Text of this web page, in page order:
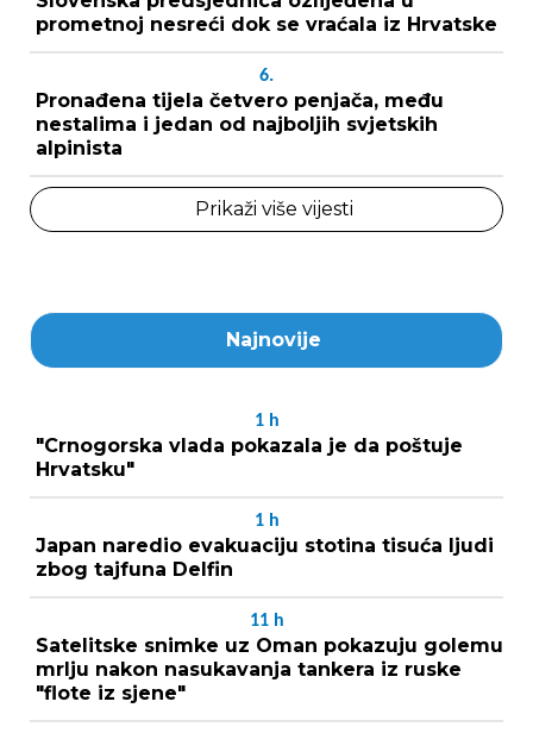
prometnoj nesreći dok se vraćala iz Hrvatske
6.
Pronađena tijela četvero penjača, među
nestalima i jedan od najboljih svjetskih
alpinista
Prikaži više vijesti
Najnovije
1 h
"Crnogorska vlada pokazala je da poštuje
Hrvatsku"
1 h
Japan naredio evakuaciju stotina tisuća ljudi
zbog tajfuna Delfin
11 h
Satelitske snimke uz Oman pokazuju golemu
mrlju nakon nasukavanja tankera iz ruske
"flote iz sjene"